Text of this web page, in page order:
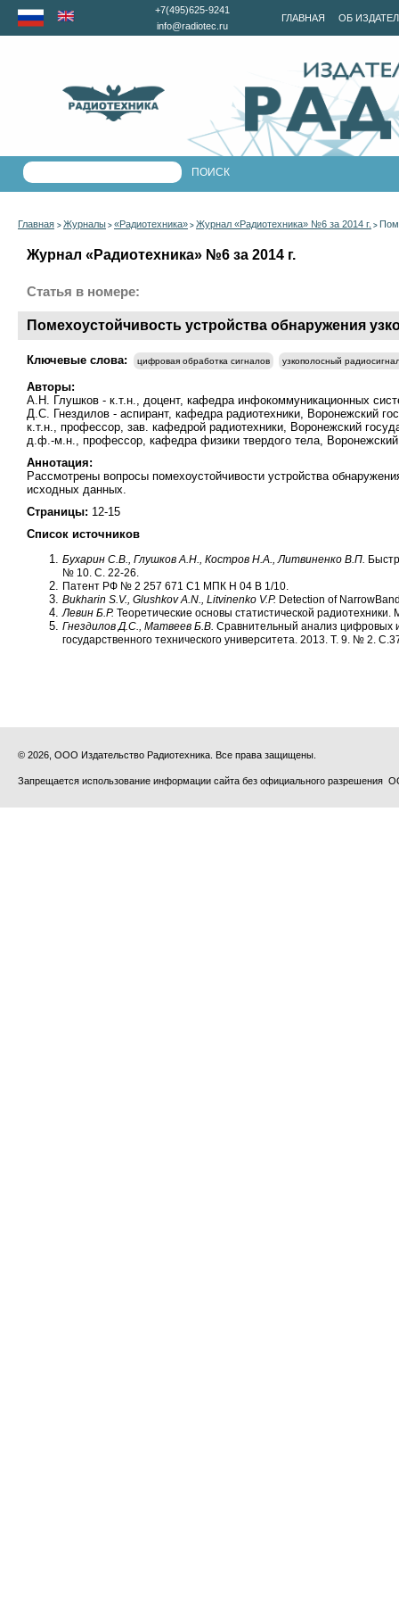
ГЛАВНАЯ ОБ
+7(495)625-9241
info@radiotec.ru
Главная > Журналы > «Радиотехника» > Журнал «Радиотехника» №6 за 2014 г. >
Журнал «Радиотехника» №6 за 2014 г.
Статья в номере:
Помехоустойчивость устройства обнаружения
Ключевые слова: цифровая обработка сигналов узкополосный
Авторы:
А.Н. Глушков - к.т.н., доцент, кафедра инфокоммуникационных
Д.С. Гнездилов - аспирант, кафедра радиотехники, Воронежский
к.т.н., профессор, зав. кафедрой радиотехники, Воронежский
д.ф.-м.н., профессор, кафедра физики твердого тела, Воронежский
Аннотация:
Рассмотрены вопросы помехоустойчивости устройства
исходных данных.
Страницы: 12-15
Список источников
Бухарин С.В., Глушков А.Н., Костров Н.А., Литвиненко В.П.
№ 10. С. 22-26.
Патент РФ № 2 257 671 С1 МПК H 04 B 1/10.
Bukharin S.V., Glushkov A.N., Litvinenko V.P. Detection of
Левин Б.Р. Теоретические основы статистической
Гнездилов Д.С., Матвеев Б.В. Сравнительный анализ цифровых
государственного технического университета. 2013. Т. 9. № 2.
© 2026, ООО Издательство Радиотехника. Все права защищены.
Запрещается использование информации сайта без официального разрешения